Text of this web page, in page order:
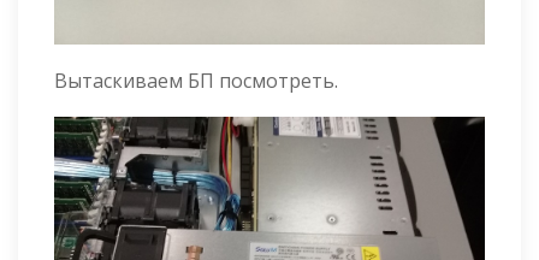
Вытаскиваем БП посмотреть.